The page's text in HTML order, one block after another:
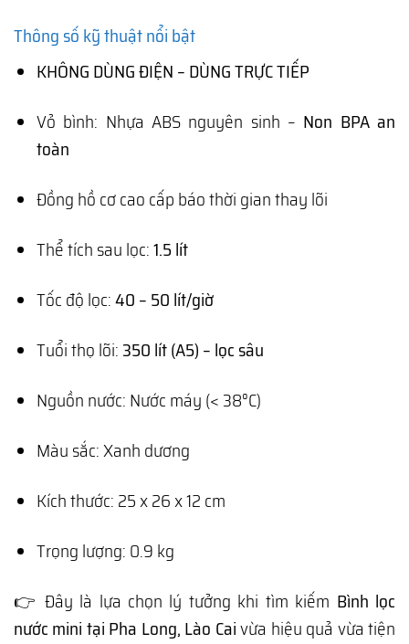
Thông số kỹ thuật nổi bật
KHÔNG DÙNG ĐIỆN – DÙNG TRỰC TIẾP
Vỏ bình: Nhựa ABS nguyên sinh – Non BPA an
toàn
Đồng hồ cơ cao cấp báo thời gian thay lõi
Thể tích sau lọc:1.5 lít
Tốc độ lọc:40 – 50 lít/giờ
Tuổi thọ lõi:350 lít (A5) – lọc sâu
Nguồn nước: Nước máy (< 38°C)
Màu sắc: Xanh dương
Kích thước: 25 x 26 x 12 cm
Trọng lượng: 0.9 kg
👉 Đây là lựa chọn lý tưởng khi tìm kiếm Bình lọc
nước mini tại Pha Long, Lào Caivừa hiệu quả vừa tiện